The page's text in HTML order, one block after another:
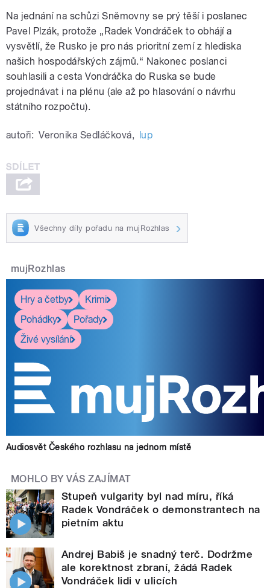
Na jednání na schůzi Sněmovny se prý těší i poslanec
Pavel Plzák, protože „Radek Vondráček to obhájí a
vysvětlí, že Rusko je pro nás prioritní zemí z hlediska
našich hospodářských zájmů.“ Nakonec poslanci
souhlasili a cesta Vondráčka do Ruska se bude
projednávat i na plénu (ale až po hlasování o návrhu
státního rozpočtu).
autoři: Veronika Sedláčková, lup
Všechny díly pořadu na mujRozhlas
mujRozhlas
Hry a četby
Krimi
Pohádky
Pořady
Živé vysílání
Audiosvět Českého rozhlasu na jednom místě
MOHLO BY VÁS ZAJÍMAT
Stupeň vulgarity byl nad míru, říká
Radek Vondráček o demonstrantech na
pietním aktu
Andrej Babiš je snadný terč. Dodržme
ale korektnost zbraní, žádá Radek
Vondráček lidi v ulicích